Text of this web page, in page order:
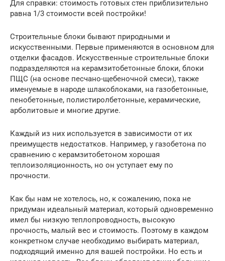
Для справки: стоимость готовых стен приблизительно
равна 1/3 стоимости всей постройки!
Строительные блоки бывают природными и
искусственными. Первые применяются в основном для
отделки фасадов. Искусственные строительные блоки
подразделяются на керамзитобетонные блоки, блоки
ПЩС (на основе песчано-щебеночной смеси), также
именуемые в народе шлакоблоками, на газобетонные,
пенобетонные, полистиролбетонные, керамические,
арболитовые и многие другие.
Каждый из них используется в зависимости от их
преимуществ недостатков. Например, у газобетона по
сравнению с керамзитобетоном хорошая
теплоизоляционность, но он уступает ему по
прочности.
Как бы нам не хотелось, но, к сожалению, пока не
придуман идеальный материал, который одновременно
имел бы низкую теплопроводность, высокую
прочность, малый вес и стоимость. Поэтому в каждом
конкретном случае необходимо выбирать материал,
подходящий именно для вашей постройки. Но есть и